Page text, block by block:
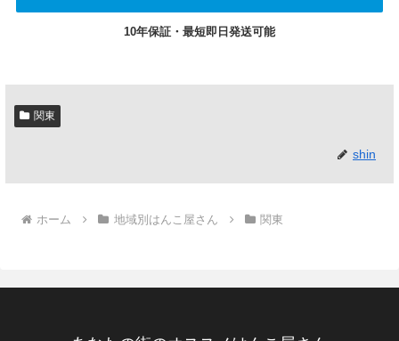
10年保証・最短即日発送可能
関東
shin
ホーム 地域別はんこ屋さん 関東